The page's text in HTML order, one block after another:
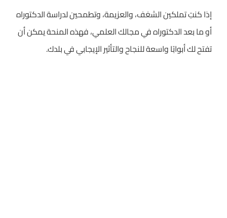
إذا كنتِ تملكين الشغف، والعزيمة، وتطمحين لدراسة الدكتوراه
أو ما بعد الدكتوراه في مجالك العلمي، فهذه المنحة يمكن أن
تفتح لك أبوابًا واسعة للنجاح والتأثير الإيجابي في بلدك.